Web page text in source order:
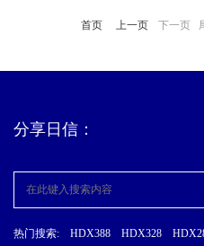
首页 上一页 下一页
分享日信：
热门搜索: HDX388 HDX328